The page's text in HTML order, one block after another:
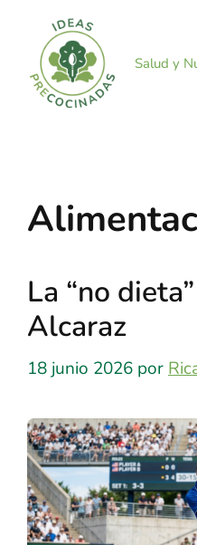
contenido
Salud y
La “no
Alcaraz
18 junio 2026 por